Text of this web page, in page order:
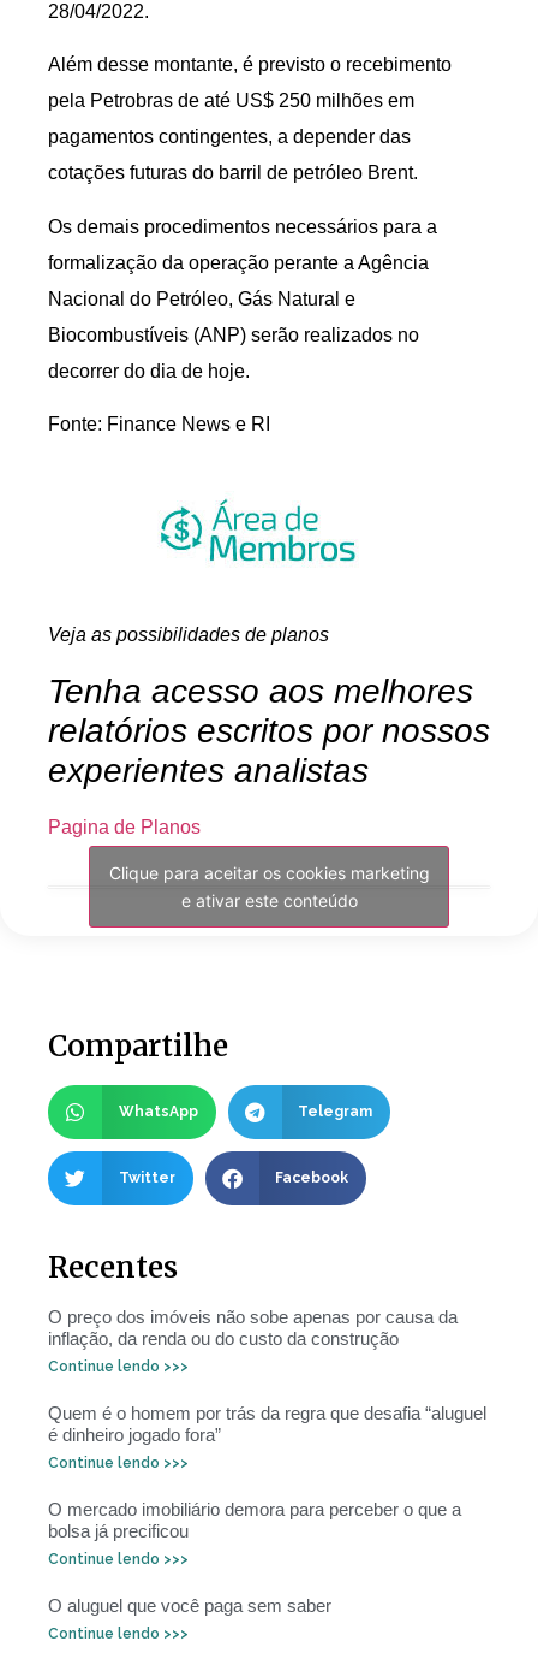
28/04/2022.
Além desse montante, é previsto o recebimento
pela Petrobras de até US$ 250 milhões em
pagamentos contingentes, a depender das
cotações futuras do barril de petróleo Brent.
Os demais procedimentos necessários para a
formalização da operação perante a Agência
Nacional do Petróleo, Gás Natural e
Biocombustíveis (ANP) serão realizados no
decorrer do dia de hoje.
Fonte: Finance News e RI
Veja as possibilidades de planos
Tenha acesso aos melhores
relatórios escritos por nossos
experientes analistas
Pagina de Planos
Clique para aceitar os cookies marketing
e ativar este conteúdo
Compartilhe
WhatsApp Telegram
Twitter Facebook
Recentes
O preço dos imóveis não sobe apenas por causa da
inflação, da renda ou do custo da construção
Continue lendo >>>
Quem é o homem por trás da regra que desafia “aluguel
é dinheiro jogado fora”
Continue lendo >>>
O mercado imobiliário demora para perceber o que a
bolsa já precificou
Continue lendo >>>
O aluguel que você paga sem saber
Continue lendo >>>